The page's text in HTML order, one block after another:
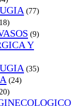
(77)
(9)
Y
(35)
(24)